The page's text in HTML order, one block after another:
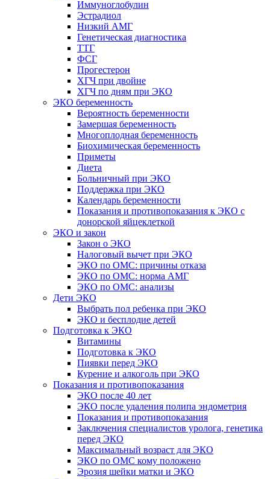
Иммуноглобулин
Эстрадиол
Низкий АМГ
Генетическая диагностика
ТТГ
ФСГ
Прогестерон
ХГЧ при двойне
ХГЧ по дням при ЭКО
ЭКО беременность
Вероятность беременности
Замершая беременность
Многоплодная беременность
Биохимическая беременность
Приметы
Диета
Больничный при ЭКО
Поддержка при ЭКО
Календарь беременности
Показания и противопоказания к ЭКО с
донорской яйцеклеткой
ЭКО и закон
Закон о ЭКО
Налоговый вычет при ЭКО
ЭКО по ОМС: причины отказа
ЭКО по ОМС: норма АМГ
ЭКО по ОМС: анализы
Дети ЭКО
Выбрать пол ребенка при ЭКО
ЭКО и бесплодие детей
Подготовка к ЭКО
Витамины
Подготовка к ЭКО
Пиявки перед ЭКО
Курение и алкоголь при ЭКО
Показания и противопоказания
ЭКО после 40 лет
ЭКО после удаления полипа эндометрия
Показания и противопоказания
Заключения специалистов уролога, генетика
перед ЭКО
Максимальный возраст для ЭКО
ЭКО по ОМС кому положено
Эрозия шейки матки и ЭКО